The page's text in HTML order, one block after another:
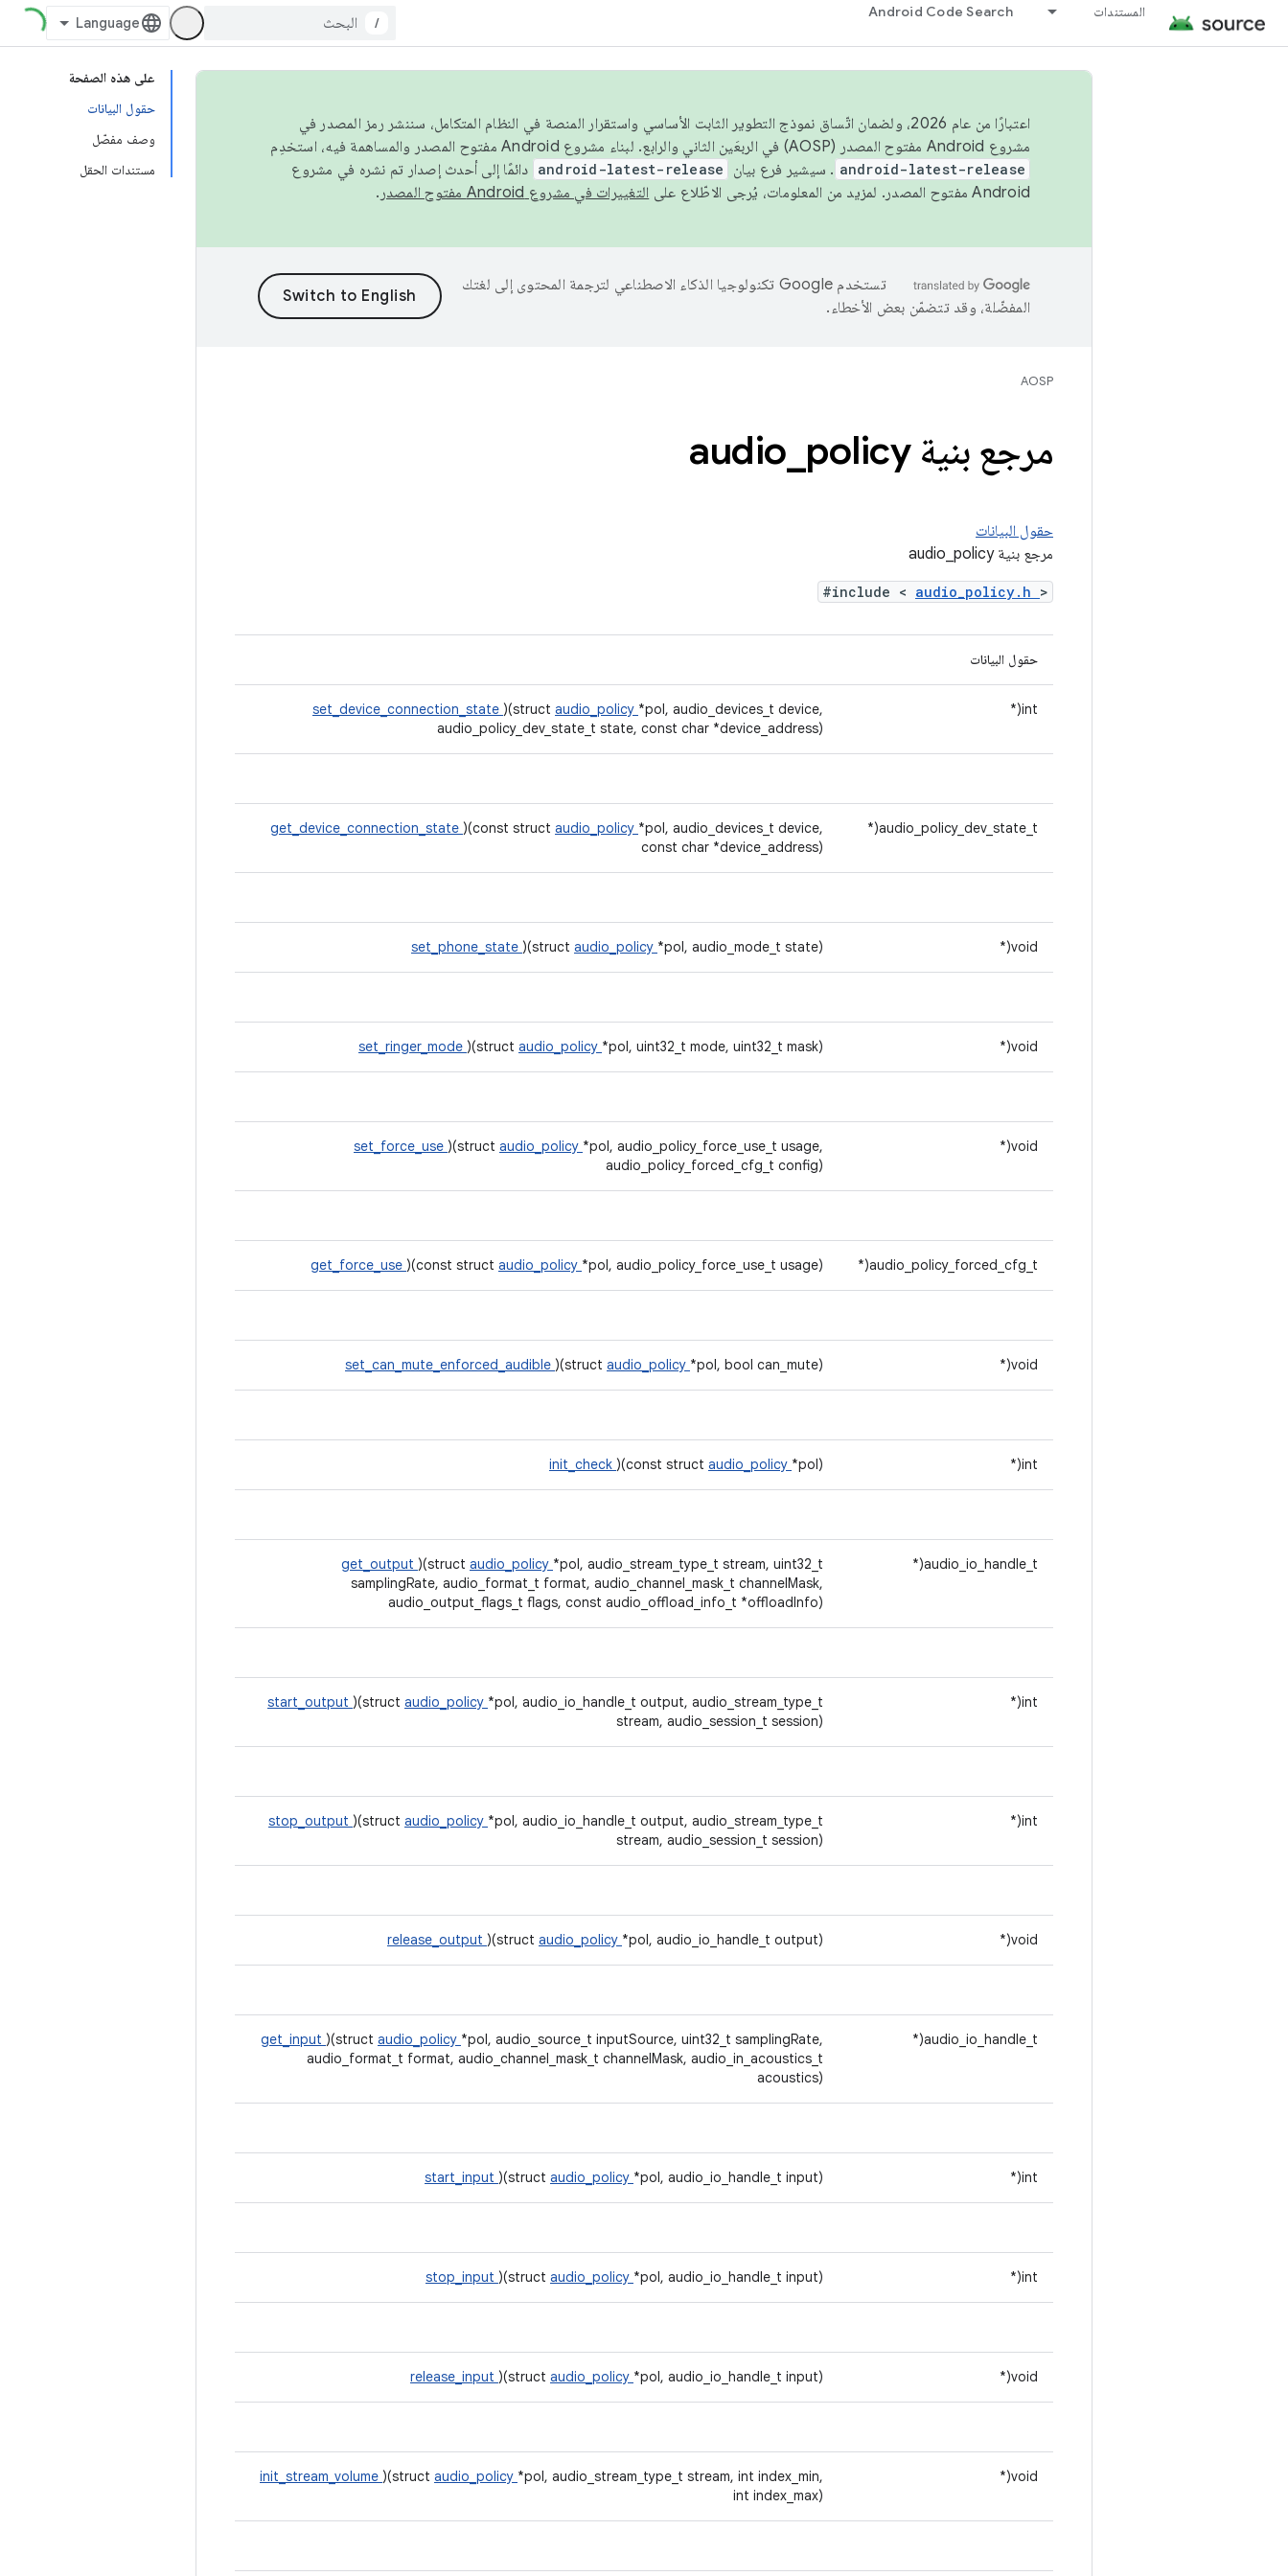
المستندات Android Code Search
/
على هذه الصفحة
حقول البيانات
وصف مفصّل
مستندات الحقل
اعتبارًا من عام 2026، ولضمان اتّساق نموذج التطوير الثابت الأساسي واستقرار المنصة في النظام المتكامل، سننشر رمز المصدر في
مشروع Android مفتوح المصدر (AOSP) في الربعَين الثاني والرابع. لبناء مشروع Android مفتوح المصدر والمساهمة فيه، استخدِم
android-latest-release . سيشير فرع بيان android-latest-release دائمًا إلى أحدث إصدار تم نشره في مشروع
Android مفتوح المصدر. لمزيد من المعلومات، يُرجى الاطّلاع على
التغييرات في مشروع Android مفتوح المصدر .
تستخدم Google تكنولوجيا الذكاء الاصطناعي لترجمة المحتوى إلى لغتك
المفضّلة، وقد تتضمّن بعض الأخطاء.
AOSP
مرجع بنية audiopolicy
حقول البيانات
مرجع بنية audio_policy
#include < audio_policy.h >
حقول البيانات
int(*
set_device_connection_state )(struct audio_policy *pol, audio_devices_t device,
audio_policy_dev_state_t state, const char *device_address)
audio_policy_dev_state_t(*
get_device_connection_state )(const struct audio_policy *pol, audio_devices_t device,
const char *device_address)
void(*
set_phone_state )(struct audio_policy *pol, audio_mode_t state)
void(*
set_ringer_mode )(struct audio_policy *pol, uint32_t mode, uint32_t mask)
void(*
set_force_use )(struct audio_policy *pol, audio_policy_force_use_t usage,
audio_policy_forced_cfg_t config)
audio_policy_forced_cfg_t(*
get_force_use )(const struct audio_policy *pol, audio_policy_force_use_t usage)
void(*
set_can_mute_enforced_audible )(struct audio_policy *pol, bool can_mute)
int(*
init_check )(const struct audio_policy *pol)
audio_io_handle_t(*
get_output )(struct audio_policy *pol, audio_stream_type_t stream, uint32_t
samplingRate, audio_format_t format, audio_channel_mask_t channelMask,
audio_output_flags_t flags, const audio_offload_info_t *offloadInfo)
int(*
start_output )(struct audio_policy *pol, audio_io_handle_t output, audio_stream_type_t
stream, audio_session_t session)
int(*
stop_output )(struct audio_policy *pol, audio_io_handle_t output, audio_stream_type_t
stream, audio_session_t session)
void(*
release_output )(struct audio_policy *pol, audio_io_handle_t output)
audio_io_handle_t(*
get_input )(struct audio_policy *pol, audio_source_t inputSource, uint32_t samplingRate,
audio_format_t format, audio_channel_mask_t channelMask, audio_in_acoustics_t
acoustics)
int(*
start_input )(struct audio_policy *pol, audio_io_handle_t input)
int(*
stop_input )(struct audio_policy *pol, audio_io_handle_t input)
void(*
release_input )(struct audio_policy *pol, audio_io_handle_t input)
void(*
init_stream_volume )(struct audio_policy *pol, audio_stream_type_t stream, int index_min,
int index_max)